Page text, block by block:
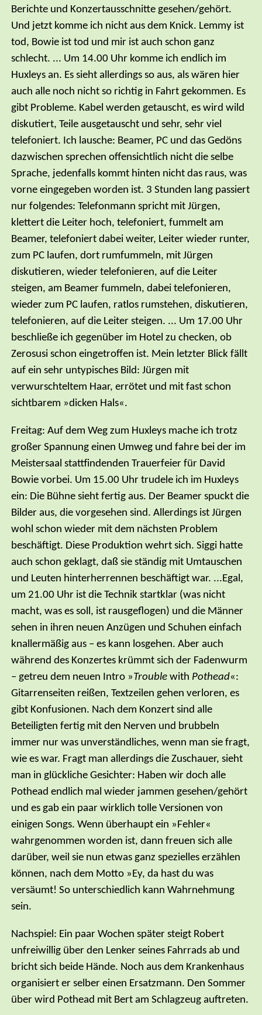
Berichte und Konzertausschnitte gesehen/gehört.
Und jetzt komme ich nicht aus dem Knick. Lemmy ist
tod, Bowie ist tod und mir ist auch schon ganz
schlecht. ... Um 14.00 Uhr komme ich endlich im
Huxleys an. Es sieht allerdings so aus, als wären hier
auch alle noch nicht so richtig in Fahrt gekommen. Es
gibt Probleme. Kabel werden getauscht, es wird wild
diskutiert, Teile ausgetauscht und sehr, sehr viel
telefoniert. Ich lausche: Beamer, PC und das Gedöns
dazwischen sprechen offensichtlich nicht die selbe
Sprache, jedenfalls kommt hinten nicht das raus, was
vorne eingegeben worden ist. 3 Stunden lang passiert
nur folgendes: Telefonmann spricht mit Jürgen,
klettert die Leiter hoch, telefoniert, fummelt am
Beamer, telefoniert dabei weiter, Leiter wieder runter,
zum PC laufen, dort rumfummeln, mit Jürgen
diskutieren, wieder telefonieren, auf die Leiter
steigen, am Beamer fummeln, dabei telefonieren,
wieder zum PC laufen, ratlos rumstehen, diskutieren,
telefonieren, auf die Leiter steigen. ... Um 17.00 Uhr
beschließe ich gegenüber im Hotel zu checken, ob
Zerosusi schon eingetroffen ist. Mein letzter Blick fällt
auf ein sehr untypisches Bild: Jürgen mit
verwurschteltem Haar, errötet und mit fast schon
sichtbarem »dicken Hals«.
Freitag: Auf dem Weg zum Huxleys mache ich trotz
großer Spannung einen Umweg und fahre bei der im
Meistersaal stattfindenden Trauerfeier für David
Bowie vorbei. Um 15.00 Uhr trudele ich im Huxleys
ein: Die Bühne sieht fertig aus. Der Beamer spuckt die
Bilder aus, die vorgesehen sind. Allerdings ist Jürgen
wohl schon wieder mit dem nächsten Problem
beschäftigt. Diese Produktion wehrt sich. Siggi hatte
auch schon geklagt, daß sie ständig mit Umtauschen
und Leuten hinterherrennen beschäftigt war. ...Egal,
um 21.00 Uhr ist die Technik startklar (was nicht
macht, was es soll, ist rausgeflogen) und die Männer
sehen in ihren neuen Anzügen und Schuhen einfach
knallermäßig aus – es kann losgehen. Aber auch
während des Konzertes krümmt sich der Fadenwurm
– getreu dem neuen Intro »Trouble with Pothead«:
Gitarrenseiten reißen, Textzeilen gehen verloren, es
gibt Konfusionen. Nach dem Konzert sind alle
Beteiligten fertig mit den Nerven und brubbeln
immer nur was unverständliches, wenn man sie fragt,
wie es war. Fragt man allerdings die Zuschauer, sieht
man in glückliche Gesichter: Haben wir doch alle
Pothead endlich mal wieder jammen gesehen/gehört
und es gab ein paar wirklich tolle Versionen von
einigen Songs. Wenn überhaupt ein »Fehler«
wahrgenommen worden ist, dann freuen sich alle
darüber, weil sie nun etwas ganz spezielles erzählen
können, nach dem Motto »Ey, da hast du was
versäumt! So unterschiedlich kann Wahrnehmung
sein.
Nachspiel: Ein paar Wochen später steigt Robert
unfreiwillig über den Lenker seines Fahrrads ab und
bricht sich beide Hände. Noch aus dem Krankenhaus
organisiert er selber einen Ersatzmann. Den Sommer
über wird Pothead mit Bert am Schlagzeug auftreten.